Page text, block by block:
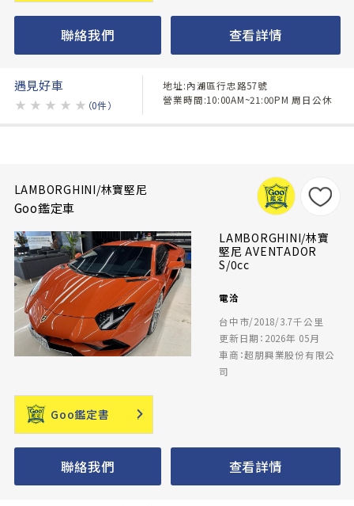
聯絡我們 查看詳情
遇見好車
★ ★ ★ ★ ★ （0件）
地址:內湖區行忠路57號
營業時間:10:00AM~21:00PM 周日公休
LAMBORGHINI/林寶堅尼
Goo鑑定車
LAMBORGHINI/林寶
堅尼 AVENTADOR
S/0cc
電洽
台中市/2018/3.7千公里
更新日期：2026年 05月
車商：超朋興業股份有限公
司
Goo鑑定書
聯絡我們 查看詳情